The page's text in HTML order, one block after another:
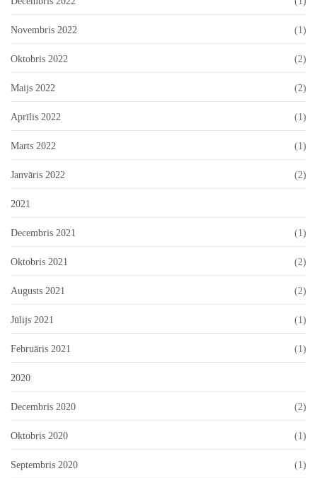
Novembris 2022 (1)
Oktobris 2022 (2)
Maijs 2022 (2)
Aprīlis 2022 (1)
Marts 2022 (1)
Janvāris 2022 (2)
2021
Decembris 2021 (1)
Oktobris 2021 (2)
Augusts 2021 (2)
Jūlijs 2021 (1)
Februāris 2021 (1)
2020
Decembris 2020 (2)
Oktobris 2020 (1)
Septembris 2020 (1)